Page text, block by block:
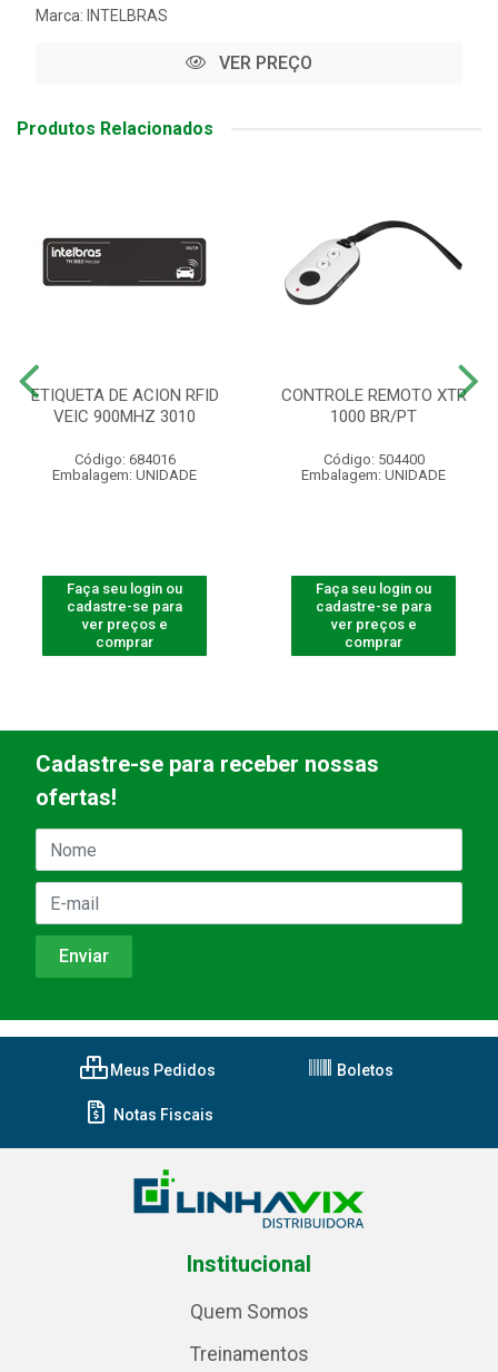
Marca: INTELBRAS
VER PREÇO
Produtos Relacionados
ETIQUETA DE ACION RFID
VEIC 900MHZ 3010
Código: 684016
Embalagem: UNIDADE
Faça seu login ou
cadastre-se para
ver preços e
comprar
CONTROLE REMOTO XTR
1000 BR/PT
Código: 504400
Embalagem: UNIDADE
Faça seu login ou
cadastre-se para
ver preços e
comprar
Cadastre-se para receber nossas
ofertas!
Meus Pedidos Boletos
Notas Fiscais
Institucional
Quem Somos
Treinamentos